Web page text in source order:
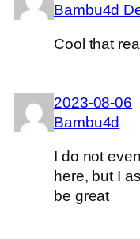
Bambu4d
Cool that
2023-08-06
Bambu4d
I do not
here, but I
be great